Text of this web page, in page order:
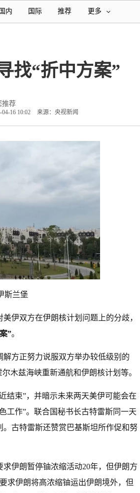
国内 国际 推荐 更多
找“折中方案”
推荐
04-16 10:02 来源：央视新闻
斯兰堡
伊双方在伊朗核计划问题上的分歧，
”。
方正努力说服双方举办较低级别的
木兹海峡重新通航和伊朗核计划等。
结束”，并暗示未来两天美伊可能会在
工作”。联合国秘书长古特雷斯同一天
古特雷斯还赞赏巴基斯坦所作促和努
伊朗暂停铀浓缩活动20年，但伊朗方
求伊朗将高浓缩铀运出伊朗境外，但